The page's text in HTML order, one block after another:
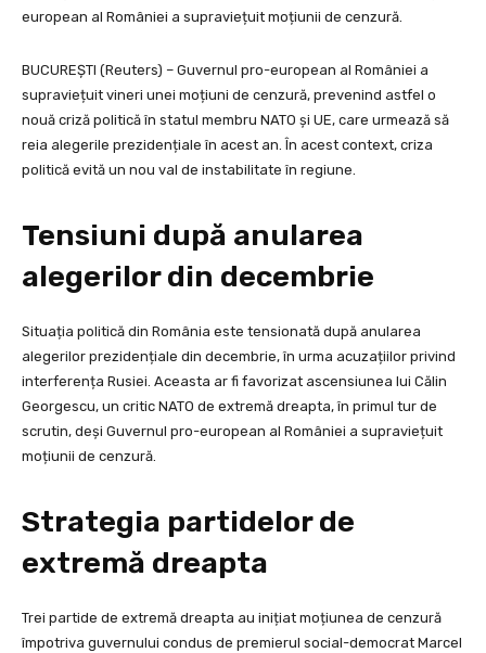
european al României a supraviețuit moțiunii de cenzură.
BUCUREȘTI (Reuters) – Guvernul pro-european al României a
supraviețuit vineri unei moțiuni de cenzură, prevenind astfel o
nouă criză politică în statul membru NATO și UE, care urmează să
reia alegerile prezidențiale în acest an. În acest context, criza
politică evită un nou val de instabilitate în regiune.
Tensiuni după anularea
alegerilor din decembrie
Situația politică din România este tensionată după anularea
alegerilor prezidențiale din decembrie, în urma acuzațiilor privind
interferența Rusiei. Aceasta ar fi favorizat ascensiunea lui Călin
Georgescu, un critic NATO de extremă dreapta, în primul tur de
scrutin, deși Guvernul pro-european al României a supraviețuit
moțiunii de cenzură.
Strategia partidelor de
extremă dreapta
Trei partide de extremă dreapta au inițiat moțiunea de cenzură
împotriva guvernului condus de premierul social-democrat Marcel